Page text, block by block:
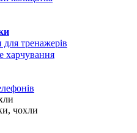
для тренажерів
харчування
чохли